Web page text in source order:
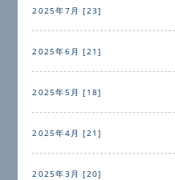
2025年7月 [23]
2025年6月 [21]
2025年5月 [18]
2025年4月 [21]
2025年3月 [20]